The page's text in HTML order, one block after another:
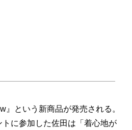
という新商品が発売される。
に参加した佐田は「着心地が